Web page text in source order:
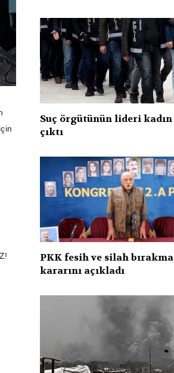
Suç örgütünün lideri kadın
çıktı
PKK fesih ve silah bırakma
kararını açıkladı